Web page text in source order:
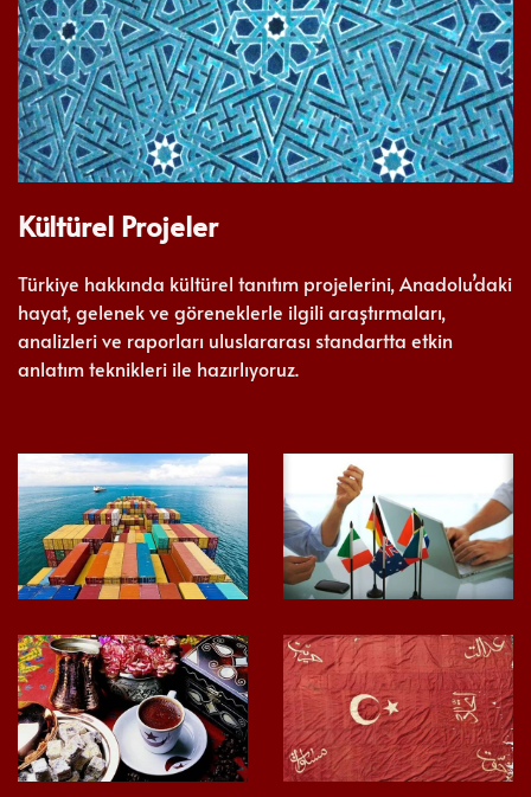
Kültürel Projeler
Türkiye hakkında kültürel tanıtım projelerini, Anadolu’daki
hayat, gelenek ve göreneklerle ilgili araştırmaları,
analizleri ve raporları uluslararası standartta etkin
anlatım teknikleri ile hazırlıyoruz.